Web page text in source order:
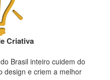
Criativa
Brasil inteiro cuidem do
design e criem a melhor